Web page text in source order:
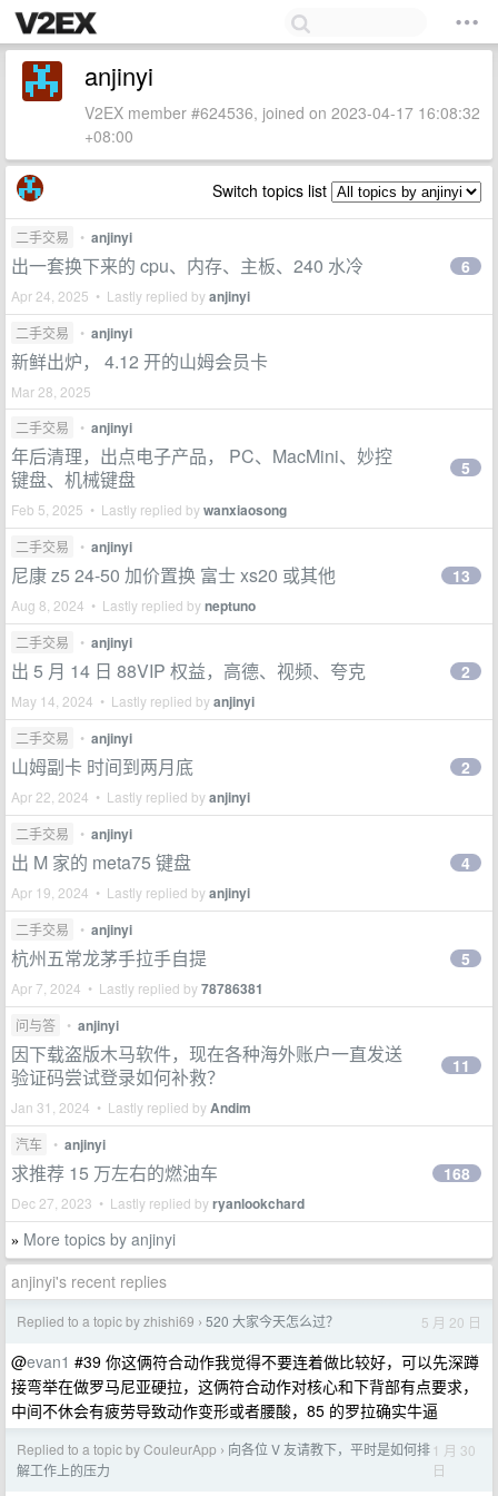
anjinyi
V2EX member #624536, joined on 2023-04-17 16:08:32
+08:00
Switch topics list
二手交易 • anjinyi
出一套换下来的 cpu、内存、主板、240 水冷
Apr 24, 2025 • Lastly replied byanjinyi
6
二手交易 • anjinyi
新鲜出炉， 4.12 开的山姆会员卡
Mar 28, 2025
二手交易
• anjinyi
年后清理，出点电子产品， PC、MacMini、妙控
键盘、机械键盘
Feb 5, 2025 • Lastly replied bywanxiaosong
5
二手交易 • anjinyi
尼康 z5 24-50 加价置换 富士 xs20 或其他
Aug 8, 2024 • Lastly replied byneptuno
13
二手交易 • anjinyi
出 5 月 14 日 88VIP 权益，高德、视频、夸克
May 14, 2024 • Lastly replied byanjinyi
2
二手交易 • anjinyi
山姆副卡 时间到两月底
Apr 22, 2024 • Lastly replied byanjinyi
2
二手交易 • anjinyi
出 M 家的 meta75 键盘
Apr 19, 2024 • Lastly replied byanjinyi
4
二手交易 • anjinyi
杭州五常龙茅手拉手自提
Apr 7, 2024 • Lastly replied by78786381
5
问与答 • anjinyi
因下载盗版木马软件，现在各种海外账户一直发送
验证码尝试登录如何补救？
Jan 31, 2024 • Lastly replied byAndim
11
汽车 • anjinyi
求推荐 15 万左右的燃油车
Dec 27, 2023 • Lastly replied byryanlookchard
168
» More topics by anjinyi
anjinyi's recent replies
Replied to a topic by zhishi69 › 520 大家今天怎么过？ 5 月 20 日
@evan1 #39 你这俩符合动作我觉得不要连着做比较好，可以先深蹲
接弯举在做罗马尼亚硬拉，这俩符合动作对核心和下背部有点要求，
中间不休会有疲劳导致动作变形或者腰酸，85 的罗拉确实牛逼
Replied to a topic by CouleurApp › 向各位 V 友请教下，平时是如何排
解工作上的压力
1 月 30
日